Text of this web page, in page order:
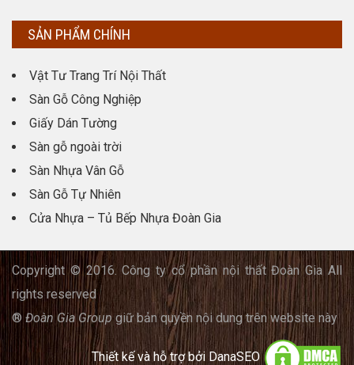
SẢN PHẨM CHÍNH
Vật Tư Trang Trí Nội Thất
Sàn Gỗ Công Nghiệp
Giấy Dán Tường
Sàn gỗ ngoài trời
Sàn Nhựa Vân Gỗ
Sàn Gỗ Tự Nhiên
Cửa Nhựa – Tủ Bếp Nhựa Đoàn Gia
Copyright © 2016. Công ty cổ phần nội thất Đoàn Gia All
rights reserved
® Đoàn Gia Group giữ bản quyền nội dung trên website này
Thiết kế và hỗ trợ bởi DanaSEO